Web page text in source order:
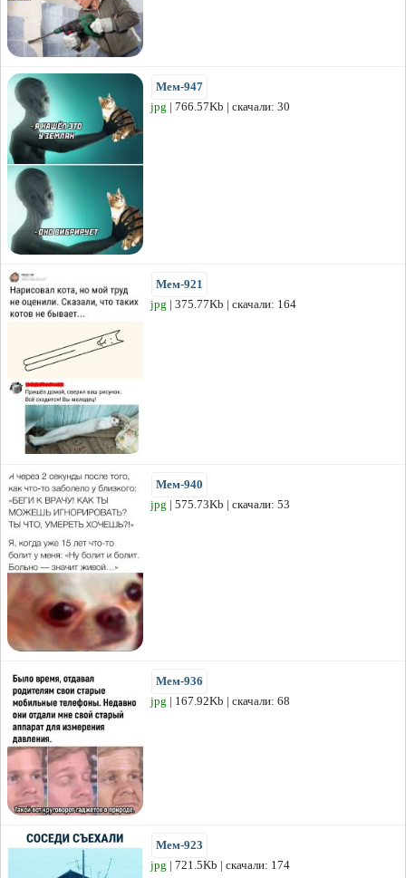
Мем-947
jpg | 766.57Kb | скачали: 30
Мем-921
jpg | 375.77Kb | скачали: 164
Мем-940
jpg | 575.73Kb | скачали: 53
Мем-936
jpg | 167.92Kb | скачали: 68
Мем-923
jpg | 721.5Kb | скачали: 174